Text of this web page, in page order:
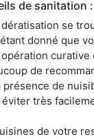
de sanitation
se
donné que
de
présence de
très
de votre